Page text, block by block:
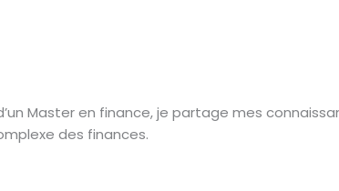
Master en finance, je partage mes
des finances.